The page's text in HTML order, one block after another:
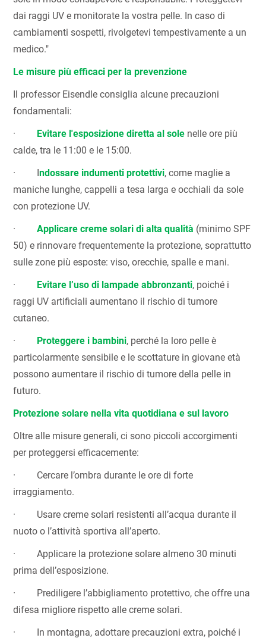
dai raggi UV e monitorate la vostra pelle. In caso di
cambiamenti sospetti, rivolgetevi tempestivamente a un
medico."
Le misure più efficaci per la prevenzione
Il professor Eisendle consiglia alcune precauzioni
fondamentali:
· Evitare l'esposizione diretta al sole nelle ore più
calde, tra le 11:00 e le 15:00.
· Indossare indumenti protettivi, come maglie a
maniche lunghe, cappelli a tesa larga e occhiali da sole
con protezione UV.
·Applicare creme solari di alta qualità (minimo SPF
50) e rinnovare frequentemente la protezione, soprattutto
sulle zone più esposte: viso, orecchie, spalle e mani.
· Evitare l’uso di lampade abbronzanti, poiché i
raggi UV artificiali aumentano il rischio di tumore
cutaneo.
· Proteggere i bambini, perché la loro pelle è
particolarmente sensibile e le scottature in giovane età
possono aumentare il rischio di tumore della pelle in
futuro.
Protezione solare nella vita quotidiana e sul lavoro
Oltre alle misure generali, ci sono piccoli accorgimenti
per proteggersi efficacemente:
· Cercare l’ombra durante le ore di forte
irraggiamento.
· Usare creme solari resistenti all’acqua durante il
nuoto o l’attività sportiva all’aperto.
· Applicare la protezione solare almeno 30 minuti
prima dell’esposizione.
· Prediligere l’abbigliamento protettivo, che offre una
difesa migliore rispetto alle creme solari.
· In montagna, adottare precauzioni extra, poiché i